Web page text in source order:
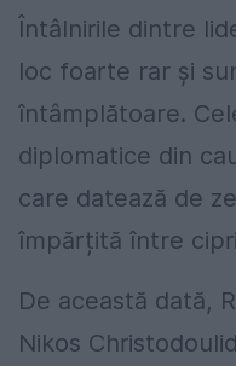
Întâlnirile dintre
loc foarte rar şi
întâmplătoare.
diplomatice din
care datează de
împărțită între
De această dată,
Nikos